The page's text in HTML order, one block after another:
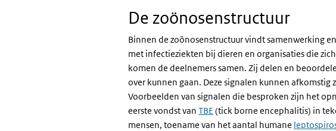
De zoönosenstructuur
Binnen de zoönosenstructuur vindt samenwerking
met infectieziekten bij dieren en organisaties die
komen de deelnemers samen. Zij delen en
over kunnen gaan. Deze signalen kunnen
Voorbeelden van signalen die besproken zijn het
eerste vondst van TBE (tick borne encephalitis) in
mensen, toename van het aantal humane